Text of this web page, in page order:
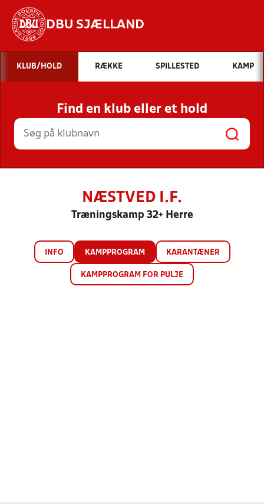
DBU SJÆLLAND
Hvad vil du søge efter?
INDHOLD OG NYHEDER
STILLINGER, RESULTATER, KLUBBER OG
HOLD
KLUB/HOLD RÆKKE SPILLESTED KAMP
Find en klub eller et hold
NÆSTVED I.F.
Træningskamp 32+ Herre
INFO KAMPPROGRAM KARANTÆNER
KAMPPROGRAM FOR PULJE